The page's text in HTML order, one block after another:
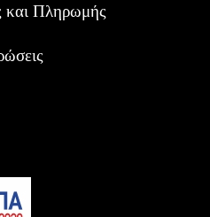
και Πληρωμής